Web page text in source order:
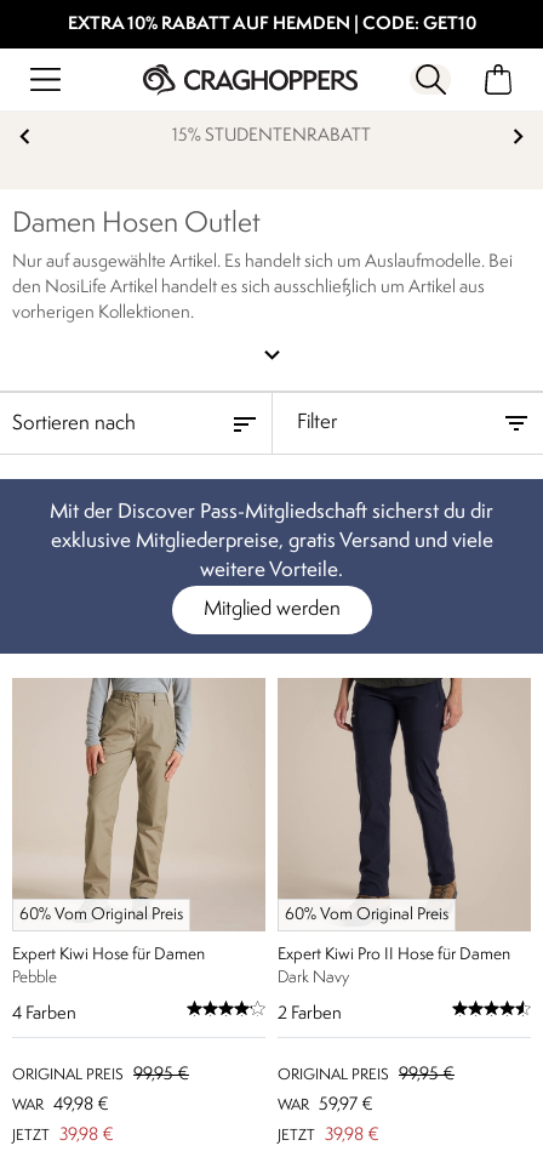
EXTRA 10% RABATT AUF HEMDEN | CODE: GET10
15% STUDENTENRABATT
Damen Hosen Outlet
Nur auf ausgewählte Artikel. Es handelt sich um Auslaufmodelle. Bei
den NosiLife Artikel handelt es sich ausschließlich um Artikel aus
vorherigen Kollektionen.
expand_more
Filter
Mit der Discover Pass-Mitgliedschaft sicherst du dir
exklusive Mitgliederpreise, gratis Versand und viele
weitere Vorteile.
Mitglied werden
60% Vom Original Preis
Expert Kiwi Hose für Damen
Pebble
4 Farben
ORIGINAL PREIS 99,95 €
WAR 49,98 €
JETZT 39,98 €
60% Vom Original Preis
Expert Kiwi Pro II Hose für Damen
Dark Navy
2 Farben
ORIGINAL PREIS 99,95 €
WAR 59,97 €
JETZT 39,98 €